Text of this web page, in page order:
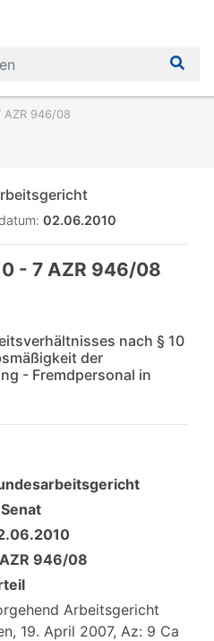
AZR 946/08
02.06.2010
- 7 AZR 946/08
nach § 10
der
- Fremdpersonal in
946/08
Arbeitsgericht
19. April 2007, Az: 9 Ca